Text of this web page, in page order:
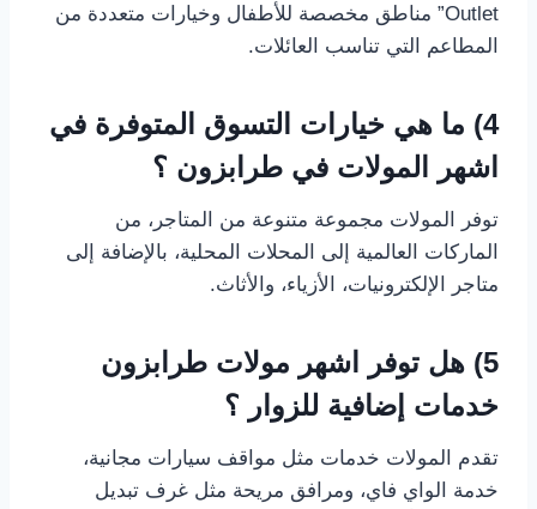
Outlet” مناطق مخصصة للأطفال وخيارات متعددة من
المطاعم التي تناسب العائلات.
4) ما هي خيارات التسوق المتوفرة في
اشهر المولات في طرابزون ؟
توفر المولات مجموعة متنوعة من المتاجر، من
الماركات العالمية إلى المحلات المحلية، بالإضافة إلى
متاجر الإلكترونيات، الأزياء، والأثاث.
5) هل توفر
اشهر مولات طرابزون
خدمات إضافية للزوار ؟
تقدم المولات خدمات مثل مواقف سيارات مجانية،
خدمة الواي فاي، ومرافق مريحة مثل غرف تبديل